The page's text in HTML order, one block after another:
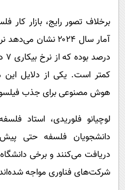
برخلاف تصور رایج، بازار کار
کمتر است. یکی از دلایل
هوش مصنوعی برای جذب
لوچیانو فلوریدی، استاد
دانشجویان فلسفه حتی پیش
دریافت می‌کنند و برخی
شرکت‌های فناوری مواجه